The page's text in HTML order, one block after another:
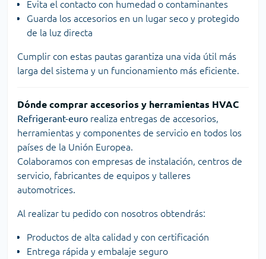
Evita el contacto con humedad o contaminantes
Guarda los accesorios en un lugar seco y protegido
de la luz directa
Cumplir con estas pautas garantiza una vida útil más
larga del sistema y un funcionamiento más eficiente.
Dónde comprar accesorios y herramientas HVAC
Refrigerant-euro realiza entregas de accesorios,
herramientas y componentes de servicio en todos los
países de la Unión Europea.
Colaboramos con empresas de instalación, centros de
servicio, fabricantes de equipos y talleres
automotrices.
Al realizar tu pedido con nosotros obtendrás:
Productos de alta calidad y con certificación
Entrega rápida y embalaje seguro